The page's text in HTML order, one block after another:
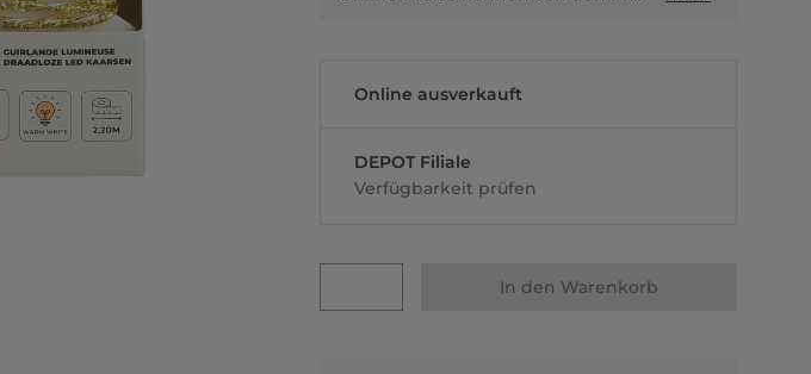
Online ausverkauft
DEPOT Filiale
Verfügbarkeit prüfen
In den Warenkorb